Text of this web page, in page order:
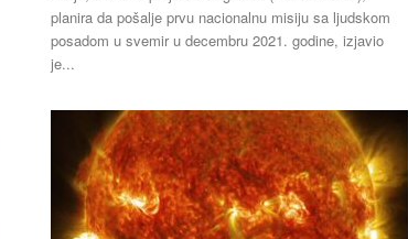
planira da pošalje prvu nacionalnu misiju sa ljudskom
posadom u svemir u decembru 2021. godine, izjavio
je...